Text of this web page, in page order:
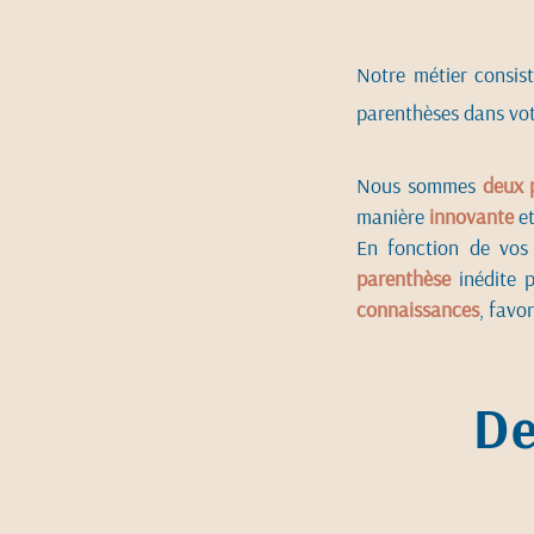
Notre métier
parenthèses dans
Nous sommes deux
manière innovante
En fonction de
parenthèseinédite
connaissances,